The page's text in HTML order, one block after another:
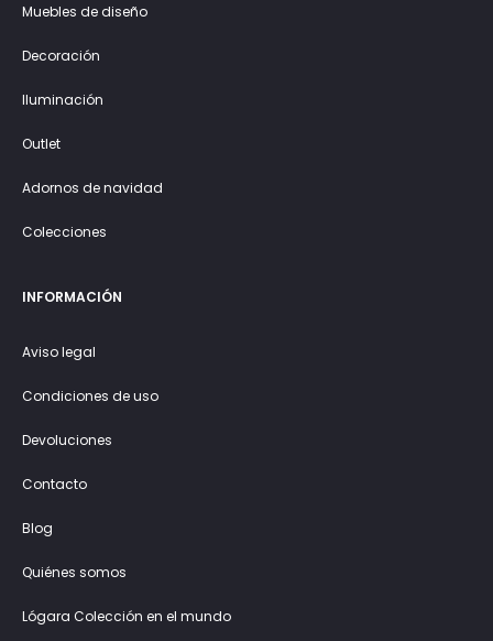
Muebles de diseño
Decoración
Iluminación
Outlet
Adornos de navidad
Colecciones
INFORMACIÓN
Aviso legal
Condiciones de uso
Devoluciones
Contacto
Blog
Quiénes somos
Lógara Colección en el mundo